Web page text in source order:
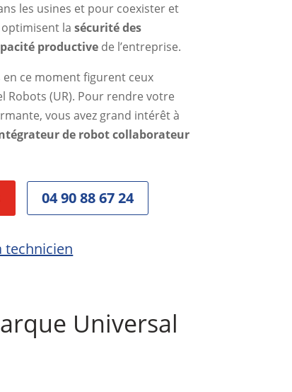
les usines et pour coexister et
optimisent lasécurité des
productive de l’entreprise.
ce moment figurent ceux
(UR). Pour rendre votre
vous avez grand intérêt à
de robot collaborateur
04 90 88 67 24
technicien
Universal